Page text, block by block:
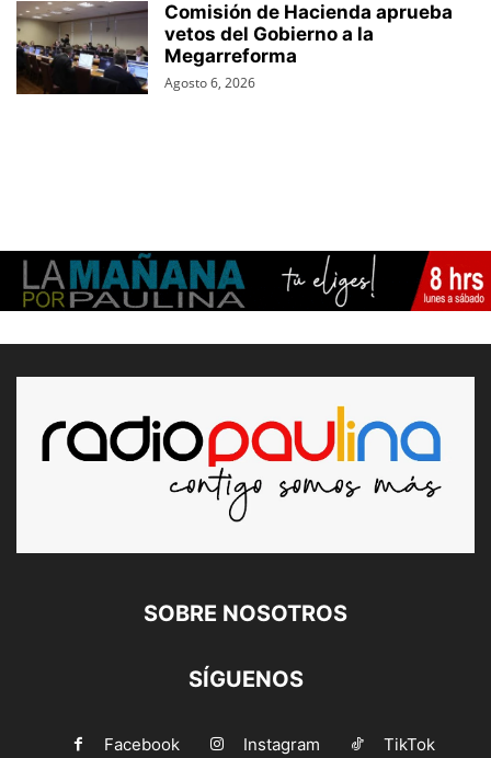
Comisión de Hacienda aprueba
vetos del Gobierno a la
Megarreforma
Agosto 6, 2026
SOBRE NOSOTROS
SÍGUENOS
Facebook Instagram TikTok